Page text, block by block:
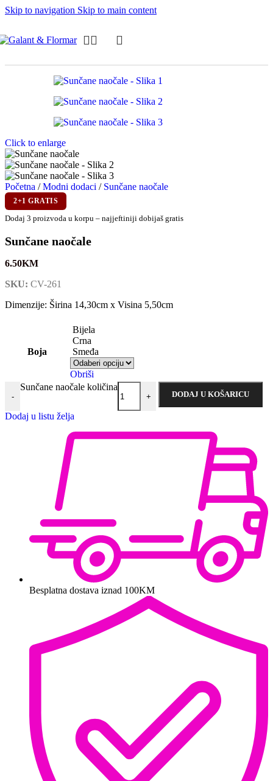
Skip to navigation Skip to main content
Click to enlarge
Početna / Modni dodaci / Sunčane naočale
2+1 GRATIS
Dodaj 3 proizvoda u korpu – najjeftiniji dobijaš gratis
Sunčane naočale
6.50KM
SKU: CV-261
Dimenzije: Širina 14,30cm x Visina 5,50cm
Boja
Bijela
Crna
Smeđa
Obriši
-
Sunčane naočale količina
+ DODAJ U KOŠARICU
Dodaj u listu želja
Besplatna dostava iznad 100KM